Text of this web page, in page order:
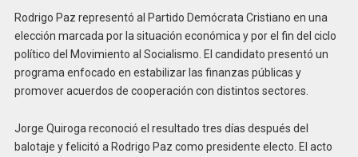
Rodrigo Paz representó al Partido Demócrata Cristiano en una
elección marcada por la situación económica y por el fin del ciclo
político del Movimiento al Socialismo. El candidato presentó un
programa enfocado en estabilizar las finanzas públicas y
promover acuerdos de cooperación con distintos sectores.
Jorge Quiroga reconoció el resultado tres días después del
balotaje y felicitó a Rodrigo Paz como presidente electo. El acto